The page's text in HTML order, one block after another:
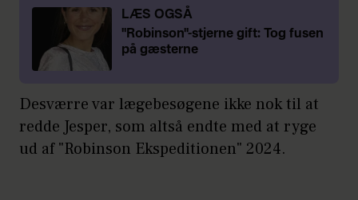
LÆS OGSÅ
"Robinson"-stjerne gift: Tog fusen
på gæsterne
Desværre var lægebesøgene ikke nok til at
redde Jesper, som altså endte med at ryge
ud af "Robinson Ekspeditionen" 2024.